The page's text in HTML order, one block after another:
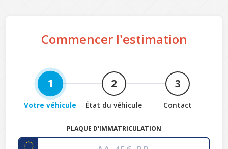
Commencer l'estimation
1
Votre véhicule
2
État du véhicule
3
Contact
PLAQUE D'IMMATRICULATION